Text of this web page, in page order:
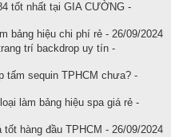
tốt nhất tại GIA CƯỜNG -
bảng hiệu chi phí rẻ - 26/09/2024
trí backdrop uy tín -
tấm sequin TPHCM chưa? -
làm bảng hiệu spa giá rẻ -
hàng đầu TPHCM - 26/09/2024